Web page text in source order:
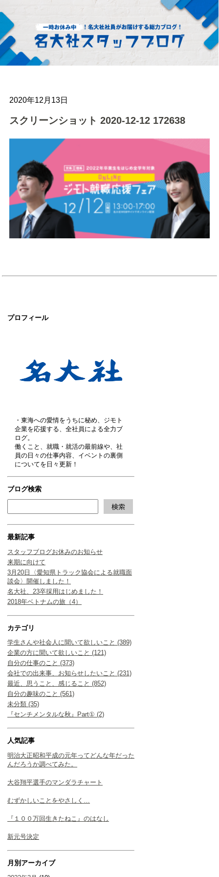
プロフィール
・東海への愛情をうちに秘め、ジモト
企業を応援する、全社員による全力ブ
ログ。
働くこと、就職・就活の最前線や、社
員の日々の仕事内容、イベントの裏側
についてを日々更新！
ブログ検索
最新記事
スタッフブログお休みのお知らせ
来期に向けて
3月20日〈愛知県トラック協会による就職面
談会〉開催しました！
名大社、23卒採用はじめました！
2018年ベトナムの旅（4）
カテゴリ
学生さんや社会人に聞いて欲しいこと (389)
企業の方に聞いて欲しいこと (121)
自分の仕事のこと (373)
会社での出来事、お知らせしたいこと (231)
最近、思うこと、感じること (852)
自分の趣味のこと (561)
未分類 (35)
『センチメンタルな秋』Part① (2)
人気記事
明治大正昭和平成の元年ってどんな年だった
んだろうか調べてみた。
大谷翔平選手のマンダラチャート
むずかしいことをやさしく…
『１００万回生きたねこ』のはなし
新元号決定
月別アーカイブ
2020年12月13日
スクリーンショット 2020-12-12 172638